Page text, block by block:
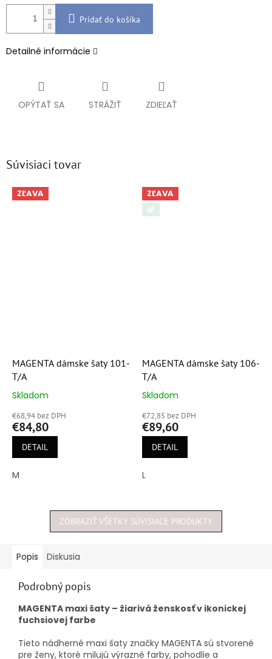
Pridať do košíka
Detailné informácie
OPÝTAŤ SA STRÁŽIŤ ZDIEĽAŤ
Súvisiaci tovar
ZĽAVA
MAGENTA dámske šaty 101-
T/A
Priemerné
produktu
je
5,0
hviezdičiek.
Skladom
€68,94 bez DPH
€84,80
DETAIL
M
ZĽAVA
🌿
MAGENTA dámske šaty 106-
T/A
Priemerné
produktu
je
5,0
hviezdičiek.
Skladom
€72,85 bez DPH
€89,60
DETAIL
L
ZOBRAZIŤ VŠETKY SÚVISIACE PRODUKTY
Popis Diskusia
Podrobný popis
MAGENTA maxi šaty – žiarivá ženskosť v ikonickej
fuchsiovej farbe
Tieto nádherné maxi šaty značky MAGENTA sú stvorené
pre ženy, ktoré milujú výrazné farby, pohodlie a